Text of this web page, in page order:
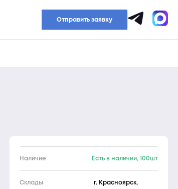
Отправить заявку
Наличие Есть в наличии, 100шт
Склады г. Красноярск,